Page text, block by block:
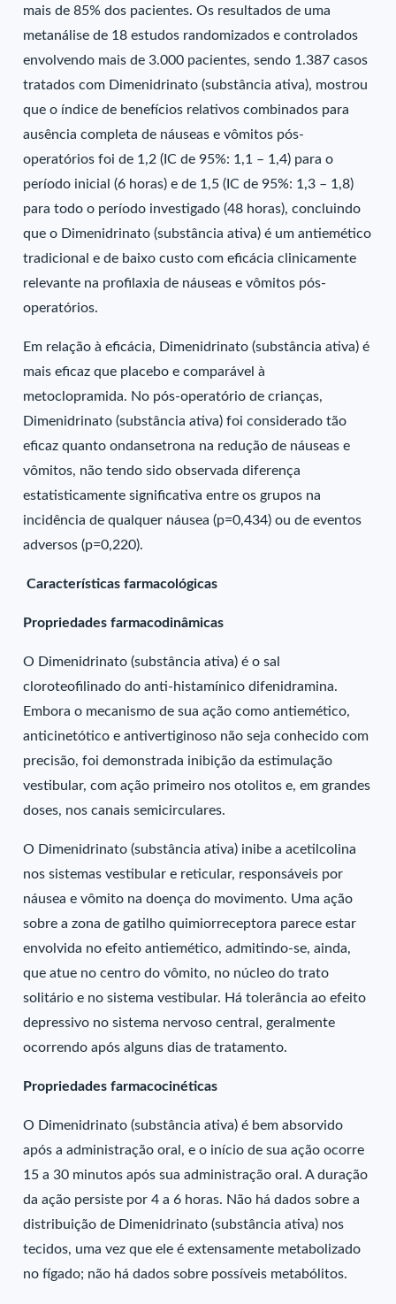
mais de 85% dos pacientes. Os resultados de uma
metanálise de 18 estudos randomizados e controlados
envolvendo mais de 3.000 pacientes, sendo 1.387 casos
tratados com Dimenidrinato (substância ativa), mostrou
que o índice de benefícios relativos combinados para
ausência completa de náuseas e vômitos pós-
operatórios foi de 1,2 (IC de 95%: 1,1 – 1,4) para o
período inicial (6 horas) e de 1,5 (IC de 95%: 1,3 – 1,8)
para todo o período investigado (48 horas), concluindo
que o Dimenidrinato (substância ativa) é um antiemético
tradicional e de baixo custo com eficácia clinicamente
relevante na profilaxia de náuseas e vômitos pós-
operatórios.
Em relação à eficácia, Dimenidrinato (substância ativa) é
mais eficaz que placebo e comparável à
metoclopramida. No pós-operatório de crianças,
Dimenidrinato (substância ativa) foi considerado tão
eficaz quanto ondansetrona na redução de náuseas e
vômitos, não tendo sido observada diferença
estatisticamente significativa entre os grupos na
incidência de qualquer náusea (p=0,434) ou de eventos
adversos (p=0,220).
Características farmacológicas
Propriedades farmacodinâmicas
O Dimenidrinato (substância ativa) é o sal
cloroteofilinado do anti-histamínico difenidramina.
Embora o mecanismo de sua ação como antiemético,
anticinetótico e antivertiginoso não seja conhecido com
precisão, foi demonstrada inibição da estimulação
vestibular, com ação primeiro nos otolitos e, em grandes
doses, nos canais semicirculares.
O Dimenidrinato (substância ativa) inibe a acetilcolina
nos sistemas vestibular e reticular, responsáveis por
náusea e vômito na doença do movimento. Uma ação
sobre a zona de gatilho quimiorreceptora parece estar
envolvida no efeito antiemético, admitindo-se, ainda,
que atue no centro do vômito, no núcleo do trato
solitário e no sistema vestibular. Há tolerância ao efeito
depressivo no sistema nervoso central, geralmente
ocorrendo após alguns dias de tratamento.
Propriedades farmacocinéticas
O Dimenidrinato (substância ativa) é bem absorvido
após a administração oral, e o início de sua ação ocorre
15 a 30 minutos após sua administração oral. A duração
da ação persiste por 4 a 6 horas. Não há dados sobre a
distribuição de Dimenidrinato (substância ativa) nos
tecidos, uma vez que ele é extensamente metabolizado
no fígado; não há dados sobre possíveis metabólitos.